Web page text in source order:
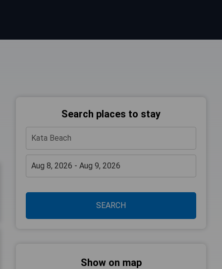
Search places to stay
SEARCH
Show on map